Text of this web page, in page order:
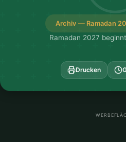
Archiv — Ramadan
Ramadan 2027
Drucken